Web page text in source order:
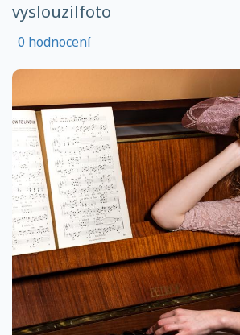
vyslouzilfoto
0 hodnocení